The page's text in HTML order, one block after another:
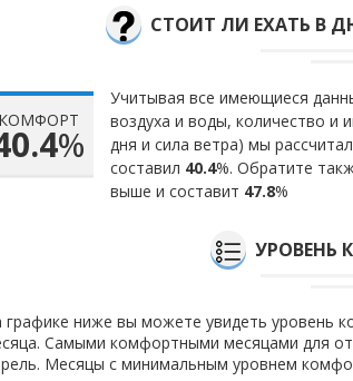
СТОИТ ЛИ ЕХАТЬ В
КОМФОРТ
%
Учитывая все имеющиеся
воздуха и воды, количество и
дня и сила ветра) мы
составил 40.4%. Обратите
выше и составит 47.8%
УРОВЕНЬ
графике ниже вы можете увидеть уровень
Самыми комфортными месяцами для
Месяцы с минимальным уровнем